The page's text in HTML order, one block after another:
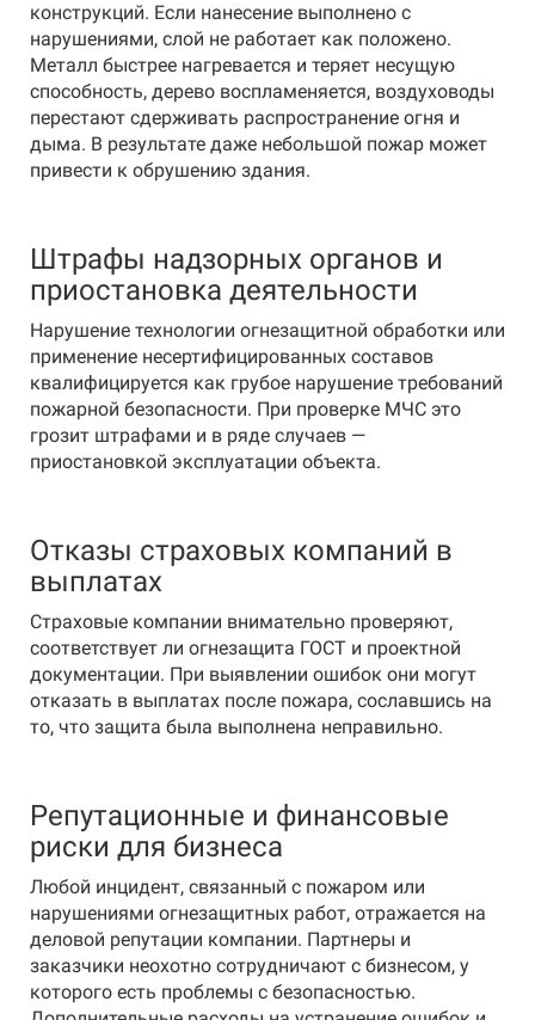
конструкций. Если нанесение выполнено с
нарушениями, слой не работает как положено.
Металл быстрее нагревается и теряет несущую
способность, дерево воспламеняется, воздуховоды
перестают сдерживать распространение огня и
дыма. В результате даже небольшой пожар может
привести к обрушению здания.
Штрафы надзорных органов и
приостановка деятельности
Нарушение технологии огнезащитной обработки или
применение несертифицированных составов
квалифицируется как грубое нарушение требований
пожарной безопасности. При проверке МЧС это
грозит штрафами и в ряде случаев —
приостановкой эксплуатации объекта.
Отказы страховых компаний в
выплатах
Страховые компании внимательно проверяют,
соответствует ли огнезащита ГОСТ и проектной
документации. При выявлении ошибок они могут
отказать в выплатах после пожара, сославшись на
то, что защита была выполнена неправильно.
Репутационные и финансовые
риски для бизнеса
Любой инцидент, связанный с пожаром или
нарушениями огнезащитных работ, отражается на
деловой репутации компании. Партнеры и
заказчики неохотно сотрудничают с бизнесом, у
которого есть проблемы с безопасностью.